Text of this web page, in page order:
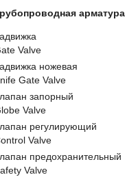
арматура
Valve
ножевая
Gate Valve
запорный
Valve
регулирующий
Valve
предохранительный
Valve